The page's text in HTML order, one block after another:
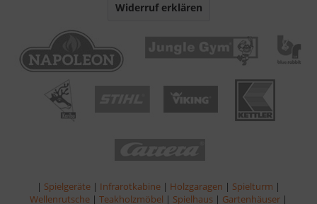
Widerruf erklären
| Spielgeräte | Infrarotkabine | Holzgaragen | Spielturm |
Wellenrutsche | Teakholzmöbel | Spielhaus | Gartenhäuser |